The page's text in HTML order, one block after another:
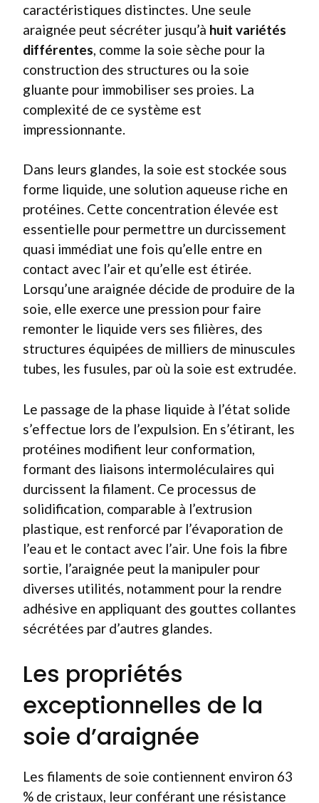
caractéristiques distinctes. Une seule
araignée peut sécréter jusqu’à huit variétés
différentes , comme la soie sèche pour la
construction des structures ou la soie
gluante pour immobiliser ses proies. La
complexité de ce système est
impressionnante.
Dans leurs glandes, la soie est stockée sous
forme liquide, une solution aqueuse riche en
protéines. Cette concentration élevée est
essentielle pour permettre un durcissement
quasi immédiat une fois qu’elle entre en
contact avec l’air et qu’elle est étirée.
Lorsqu’une araignée décide de produire de la
soie, elle exerce une pression pour faire
remonter le liquide vers ses filières, des
structures équipées de milliers de minuscules
tubes, les fusules, par où la soie est extrudée.
Le passage de la phase liquide à l’état solide
s’effectue lors de l’expulsion. En s’étirant, les
protéines modifient leur conformation,
formant des liaisons intermoléculaires qui
durcissent la filament. Ce processus de
solidification, comparable à l’extrusion
plastique, est renforcé par l’évaporation de
l’eau et le contact avec l’air. Une fois la fibre
sortie, l’araignée peut la manipuler pour
diverses utilités, notamment pour la rendre
adhésive en appliquant des gouttes collantes
sécrétées par d’autres glandes.
Les propriétés
exceptionnelles de la
soie d’araignée
Les filaments de soie contiennent environ 63
% de cristaux, leur conférant une résistance